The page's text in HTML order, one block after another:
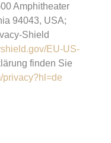
Amphitheater
94043, USA;
Shield
EU-US-
finden Sie
privacy?hl=de